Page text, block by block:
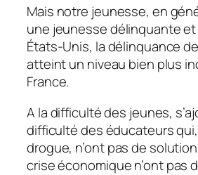
Mais notre jeunesse, en
une jeunesse délinquante
États-Unis, la délinquance
atteint un niveau bien plus
France.
A la difficulté des jeunes,
difficulté des éducateurs
drogue, n’ont pas de
crise économique n’ont pas